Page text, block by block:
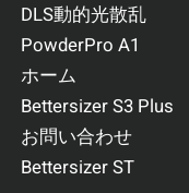
DLS動的光散乱
PowderPro A1
ホーム
Bettersizer S3 Plus
お問い合わせ
Bettersizer ST